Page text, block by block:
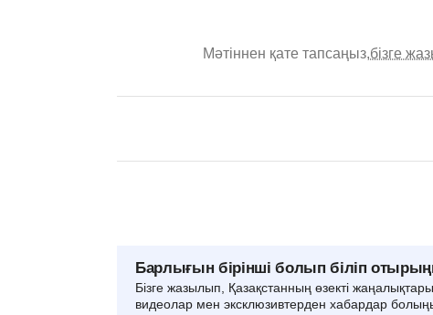
Мәтіннен қате тапсаңыз,бізге
Барлығын бірінші болып біліп
Бізге жазылып, Қазақстанның өзекті
видеолар мен эксклюзивтерден хабардар